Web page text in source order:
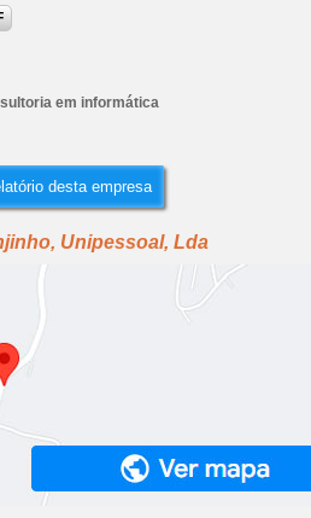
em informática
desta empresa
Unipessoal, Lda